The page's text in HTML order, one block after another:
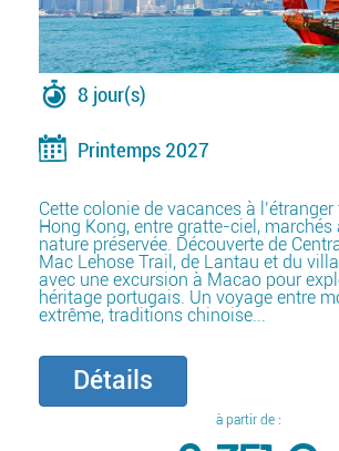
8 jour(s)
Printemps 2027
Cette colonie de vacances à l’étranger
Hong Kong, entre gratte-ciel, marchés
nature préservée. Découverte de
Mac Lehose Trail, de Lantau et du
avec une excursion à Macao pour
héritage portugais. Un voyage entre
extrême, traditions chinoise...
Détails
à partir de :